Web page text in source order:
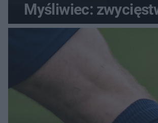
Myśliwiec:
satysfakcję